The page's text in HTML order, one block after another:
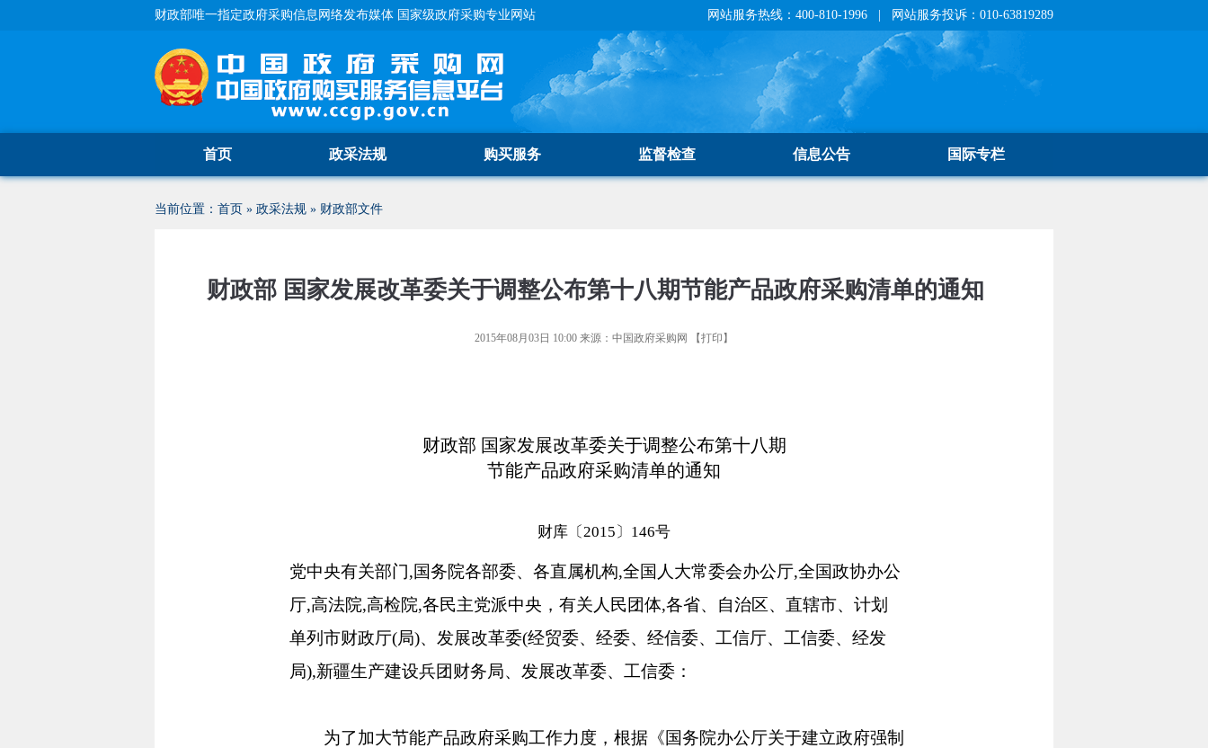
财政部唯一指定政府采购信息网络发布媒体 国家级政府采购专业网站 网站服务热线：400-810-1996 | 网站服务投诉：010-63819289
首页 政采法规 购买服务 监督检查 信息公告 国际专栏
当前位置： 首页 » 政采法规 » 财政部文件
财政部 国家发展改革委关于调整公布第十八期节能产品政府采购清单的通知
2015年08月03日 10:00 来源： 中国政府采购网 【打印 】
财政部 国家发展改革委关于调整公布第十八期
节能产品政府采购清单的通知
财库〔2015〕146号
党中央有关部门,国务院各部委、各直属机构,全国人大常委会办公厅,全国政协办公
厅,高法院,高检院,各民主党派中央，有关人民团体,各省、自治区、直辖市、计划
单列市财政厅(局)、发展改革委(经贸委、经委、经信委、工信厅、工信委、经发
局),新疆生产建设兵团财务局、发展改革委、工信委：
为了加大节能产品政府采购工作力度，根据《国务院办公厅关于建立政府强制